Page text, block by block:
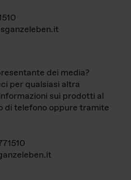
dei media?
per qualsiasi altra
sui prodotti al
di telefono oppure tramite